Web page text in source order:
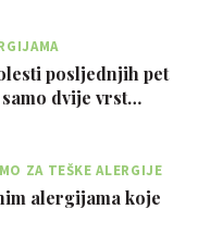
posljednjih pet
dvije vrst…
ZA TEŠKE ALERGIJE
alergijama koje